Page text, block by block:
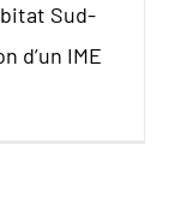
Sud-
d’un IME